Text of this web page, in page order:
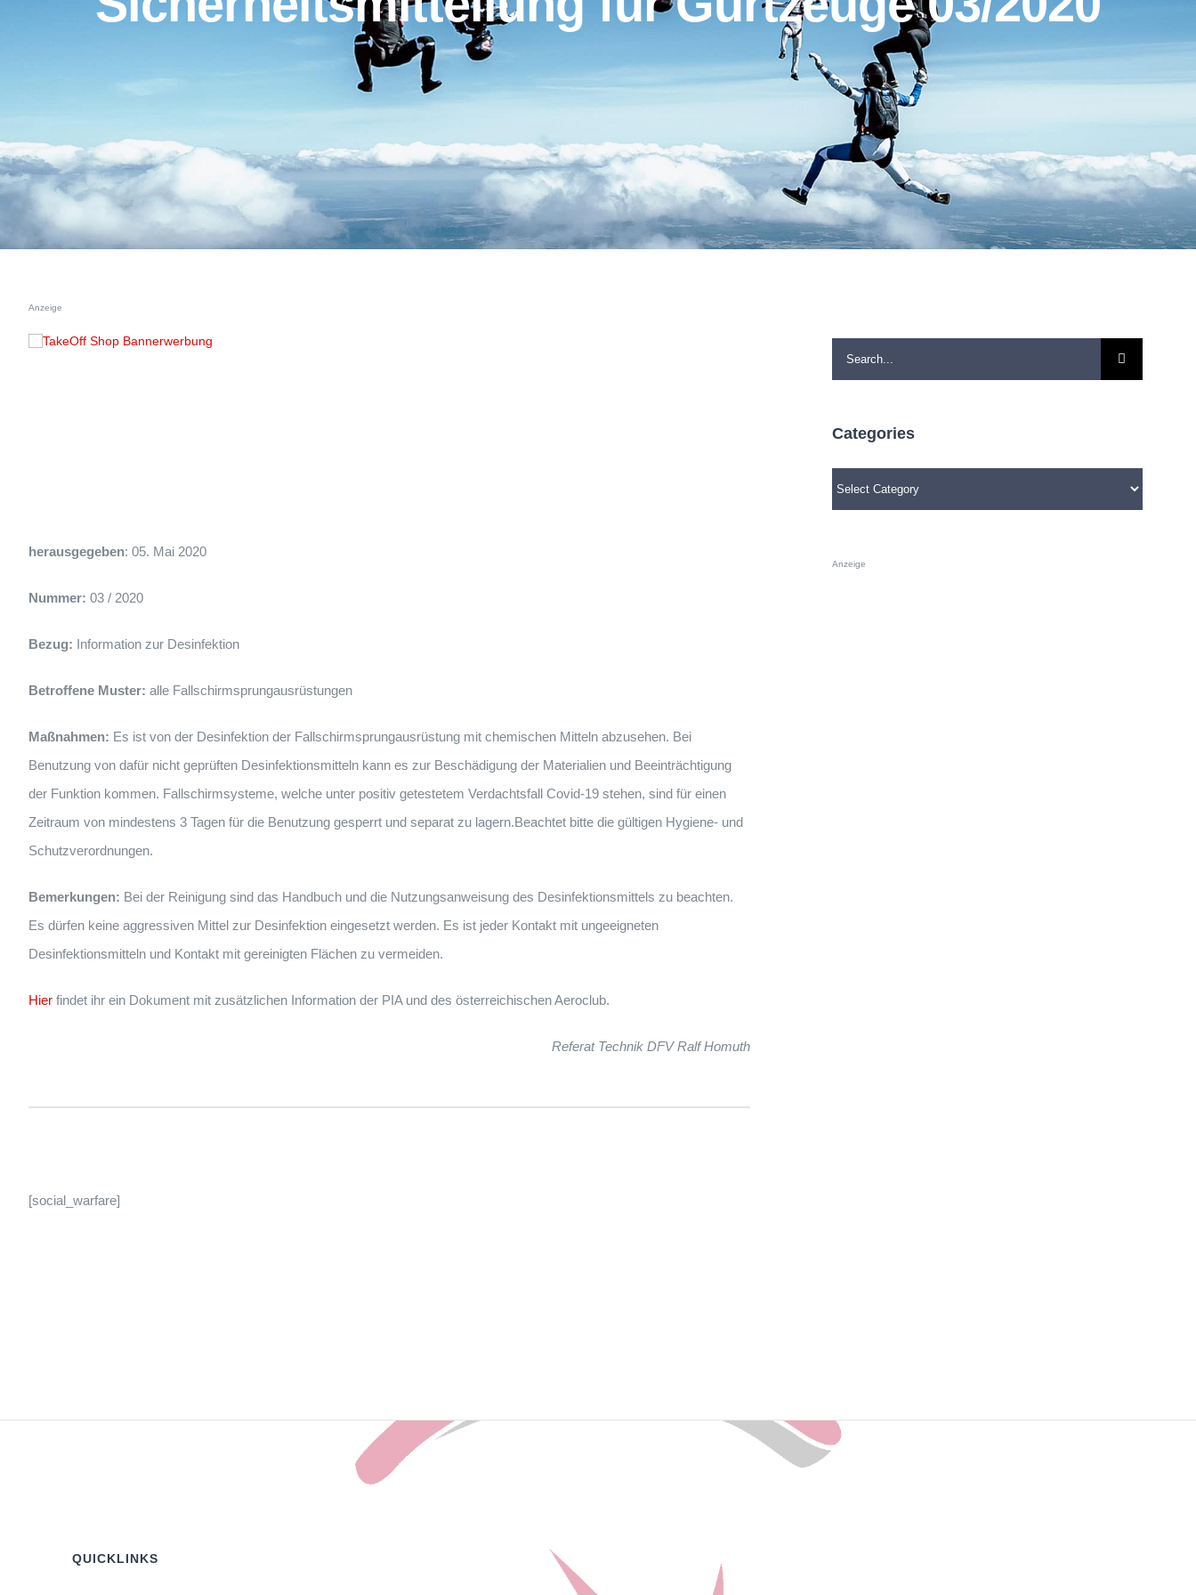
Anzeige
herausgegeben: 05. Mai 2020
Nummer: 03 / 2020
Bezug: Information zur Desinfektion
Betroffene Muster: alle Fallschirmsprungausrüstungen
Maßnahmen: Es ist von der Desinfektion der Fallschirmsprungausrüstung mit chemischen Mitteln abzusehen. Bei
Benutzung von dafür nicht geprüften Desinfektionsmitteln kann es zur Beschädigung der Materialien und Beeinträchtigung
der Funktion kommen. Fallschirmsysteme, welche unter positiv getestetem Verdachtsfall Covid-19 stehen, sind für einen
Zeitraum von mindestens 3 Tagen für die Benutzung gesperrt und separat zu lagern.Beachtet bitte die gültigen Hygiene- und
Schutzverordnungen.
Bemerkungen: Bei der Reinigung sind das Handbuch und die Nutzungsanweisung des Desinfektionsmittels zu beachten.
Es dürfen keine aggressiven Mittel zur Desinfektion eingesetzt werden. Es ist jeder Kontakt mit ungeeigneten
Desinfektionsmitteln und Kontakt mit gereinigten Flächen zu vermeiden.
Hier findet ihr ein Dokument mit zusätzlichen Information der PIA und des österreichischen Aeroclub.
Referat Technik DFV Ralf Homuth
[social_warfare]
Search
for:
Categories
Categories
Anzeige
QUICKLINKS